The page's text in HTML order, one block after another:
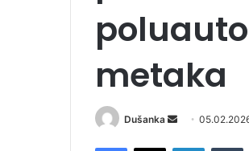
metaka
Dušanka